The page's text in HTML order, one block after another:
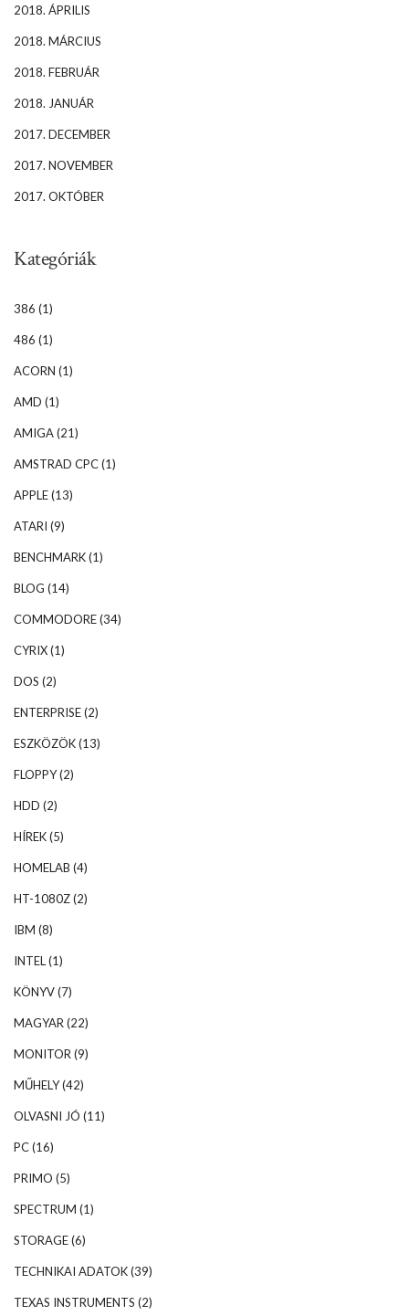
2018. ÁPRILIS
2018. MÁRCIUS
2018. FEBRUÁR
2018. JANUÁR
2017. DECEMBER
2017. NOVEMBER
2017. OKTÓBER
Kategóriák
386 (1)
486 (1)
ACORN (1)
AMD (1)
AMIGA(21)
AMSTRAD CPC(1)
APPLE(13)
ATARI (9)
BENCHMARK(1)
BLOG (14)
COMMODORE(34)
CYRIX(1)
DOS (2)
ENTERPRISE(2)
ESZKÖZÖK(13)
FLOPPY(2)
HDD (2)
HÍREK(5)
HOMELAB (4)
HT-1080Z(2)
IBM (8)
INTEL(1)
KÖNYV(7)
MAGYAR (22)
MONITOR (9)
MŰHELY(42)
OLVASNI JÓ (11)
PC(16)
PRIMO (5)
SPECTRUM (1)
STORAGE(6)
TECHNIKAI ADATOK(39)
TEXAS INSTRUMENTS (2)